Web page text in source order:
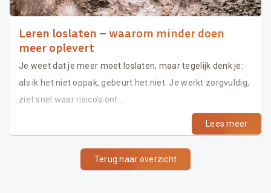
Leren loslaten – waarom minder doen
meer oplevert
Je weet dat je meer moet loslaten, maar tegelijk denk je:
als ik het niet oppak, gebeurt het niet. Je werkt zorgvuldig,
ziet snel waar risico’s ont...
Lees meer
Terug naar overzicht